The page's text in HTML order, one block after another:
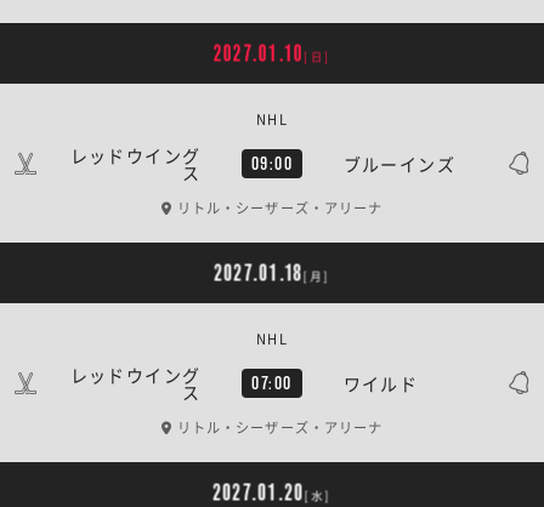
2027.01.10 [日]
レッドウイング
ス 09:00 ブルーインズ
NHL
リトル・シーザーズ・アリーナ
2027.01.18[月]
レッドウイング
ス 07:00 ワイルド
NHL
リトル・シーザーズ・アリーナ
2027.01.20[水]